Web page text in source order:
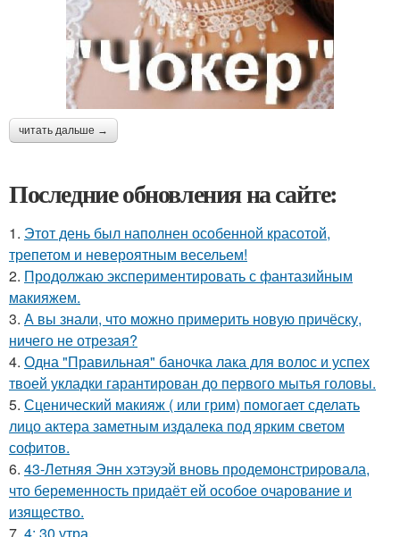
читать дальше →
Последние обновления на сайте:
1. Этот день был наполнен особенной красотой,
трепетом и невероятным весельем!
2. Продолжаю экспериментировать с фантазийным
макияжем.
3. А вы знали, что можно примерить новую причёску,
ничего не отрезая?
4. Одна "Правильная" баночка лака для волос и успех
твоей укладки гарантирован до первого мытья головы.
5. Сценический макияж ( или грим) помогает сделать
лицо актера заметным издалека под ярким светом
софитов.
6. 43-Летняя Энн хэтэуэй вновь продемонстрировала,
что беременность придаёт ей особое очарование и
изящество.
7. 4: 30 утра.